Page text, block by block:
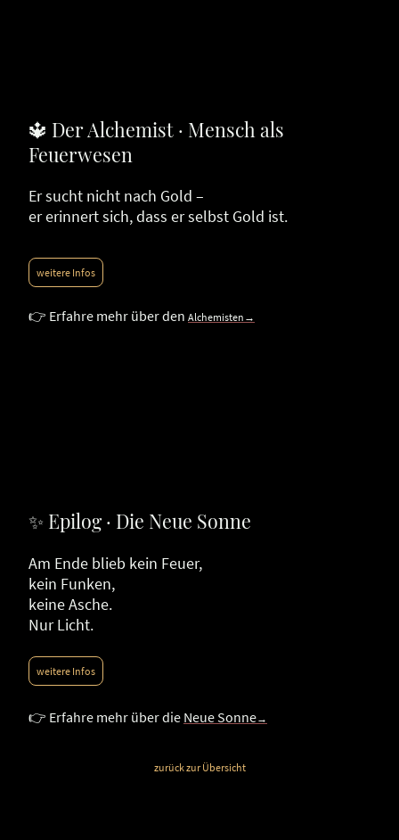
🔱 Der Alchemist · Mensch als
Feuerwesen
Er sucht nicht nach Gold –
er erinnert sich, dass er selbst Gold ist.
weitere Infos
👉 Erfahre mehr über den Alchemisten→
✨ Epilog · Die Neue Sonne
Am Ende blieb kein Feuer,
kein Funken,
keine Asche.
Nur Licht.
weitere Infos
👉 Erfahre mehr über die Neue Sonne→
zurück zur Übersicht